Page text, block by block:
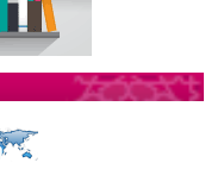
القرآن والتربية في صدارة
اختتام الدورة
أكثر من 100 شخص يتعرفون على الإسلام خلال يوم المسجد المفتوح في ميلفيل
اختتام منافسات قرآنية